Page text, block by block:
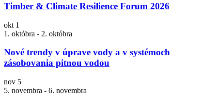
Timber & Climate Resilience Forum 2026
okt 1
1. októbra - 2. októbra
Nové trendy v úprave vody a v systémoch
zásobovania pitnou vodou
nov 5
5. novembra - 6. novembra